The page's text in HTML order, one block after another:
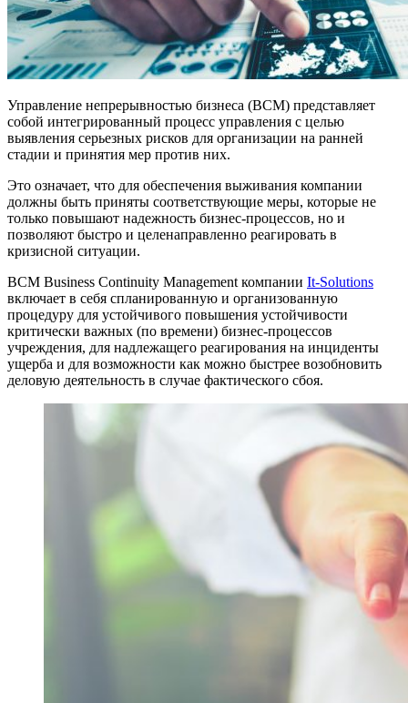
Управление непрерывностью бизнеса (BCM) представляет
собой интегрированный процесс управления с целью
выявления серьезных рисков для организации на ранней
стадии и принятия мер против них.
Это означает, что для обеспечения выживания компании
должны быть приняты соответствующие меры, которые не
только повышают надежность бизнес-процессов, но и
позволяют быстро и целенаправленно реагировать в
кризисной ситуации.
BCM Business Continuity Management компании It-Solutions
включает в себя спланированную и организованную
процедуру для устойчивого повышения устойчивости
критически важных (по времени) бизнес-процессов
учреждения, для надлежащего реагирования на инциденты
ущерба и для возможности как можно быстрее возобновить
деловую деятельность в случае фактического сбоя.